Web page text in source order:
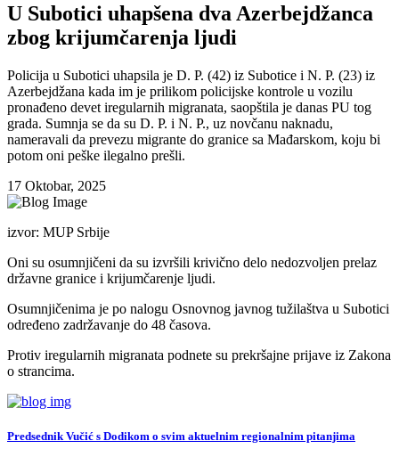
U Subotici uhapšena dva Azerbejdžanca
zbog krijumčarenja ljudi
Policija u Subotici uhapsila je D. P. (42) iz Subotice i N. P. (23) iz
Azerbejdžana kada im je prilikom policijske kontrole u vozilu
pronađeno devet iregularnih migranata, saopštila je danas PU tog
grada. Sumnja se da su D. P. i N. P., uz novčanu naknadu,
nameravali da prevezu migrante do granice sa Mađarskom, koju bi
potom oni peške ilegalno prešli.
17 Oktobar, 2025
izvor: MUP Srbije
Oni su osumnjičeni da su izvršili krivično delo nedozvoljen prelaz
državne granice i krijumčarenje ljudi.
Osumnjičenima je po nalogu Osnovnog javnog tužilaštva u Subotici
određeno zadržavanje do 48 časova.
Protiv iregularnih migranata podnete su prekršajne prijave iz Zakona
o strancima.
Predsednik Vučić s Dodikom o svim aktuelnim regionalnim pitanjima